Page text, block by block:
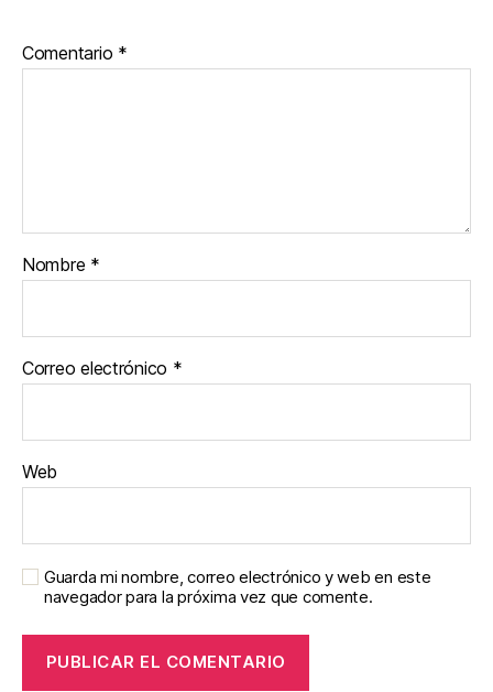
Comentario *
Nombre *
Correo electrónico *
Web
Guarda mi nombre, correo electrónico y web en este
navegador para la próxima vez que comente.